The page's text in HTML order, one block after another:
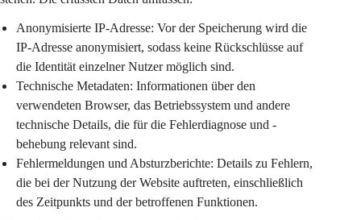
Anonymisierte IP-Adresse: Vor der Speicherung wird die
IP-Adresse anonymisiert, sodass keine Rückschlüsse auf
die Identität einzelner Nutzer möglich sind.
Technische Metadaten: Informationen über den
verwendeten Browser, das Betriebssystem und andere
technische Details, die für die Fehlerdiagnose und -
behebung relevant sind.
Fehlermeldungen und Absturzberichte: Details zu Fehlern,
die bei der Nutzung der Website auftreten, einschließlich
des Zeitpunkts und der betroffenen Funktionen.